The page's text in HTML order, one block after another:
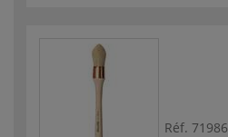
Réf. 71986